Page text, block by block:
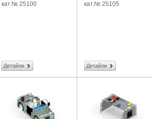
кат.№ 25100
Детайли
кат.№ 25105
Детайли